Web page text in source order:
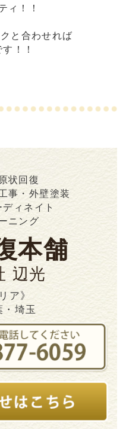
ィ！！
と合わせれば
！！
状回復
事・外壁塗装
ィネイト
ニング
本舗
辺光
ア》
・埼玉